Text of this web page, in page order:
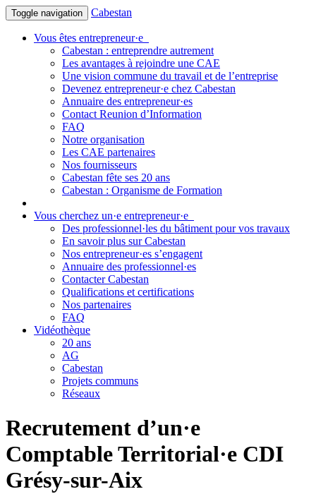
Toggle navigation Cabestan
Vous êtes entrepreneur·e
Cabestan : entreprendre autrement
Les avantages à rejoindre une CAE
Une vision commune du travail et de l’entreprise
Devenez entrepreneur·e chez Cabestan
Annuaire des entrepreneur·es
Contact Reunion d’Information
FAQ
Notre organisation
Les CAE partenaires
Nos fournisseurs
Cabestan fête ses 20 ans
Cabestan : Organisme de Formation
Vous cherchez un·e entrepreneur·e
Des professionnel·les du bâtiment pour vos travaux
En savoir plus sur Cabestan
Nos entrepreneur·es s’engagent
Annuaire des professionnel·es
Contacter Cabestan
Qualifications et certifications
Nos partenaires
FAQ
Vidéothèque
20 ans
AG
Cabestan
Projets communs
Réseaux
Recrutement d’un·e
Comptable Territorial·e CDI
Grésy-sur-Aix